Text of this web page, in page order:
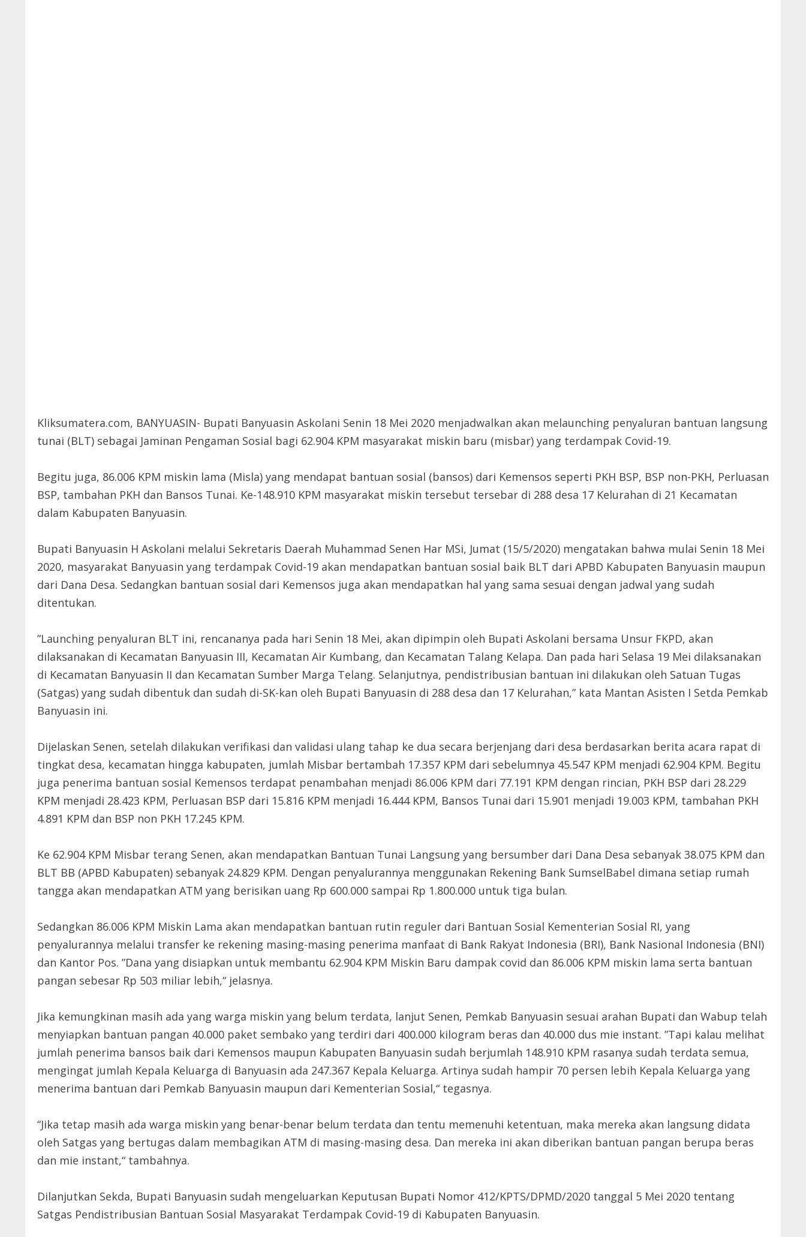
Kliksumatera.com, BANYUASIN- Bupati Banyuasin Askolani Senin 18 Mei 2020 menjadwalkan akan melaunching penyaluran bantuan langsung
tunai (BLT) sebagai Jaminan Pengaman Sosial bagi 62.904 KPM masyarakat miskin baru (misbar) yang terdampak Covid-19.
Begitu juga, 86.006 KPM miskin lama (Misla) yang mendapat bantuan sosial (bansos) dari Kemensos seperti PKH BSP, BSP non-PKH, Perluasan
BSP, tambahan PKH dan Bansos Tunai. Ke-148.910 KPM masyarakat miskin tersebut tersebar di 288 desa 17 Kelurahan di 21 Kecamatan
dalam Kabupaten Banyuasin.
Bupati Banyuasin H Askolani melalui Sekretaris Daerah Muhammad Senen Har MSi, Jumat (15/5/2020) mengatakan bahwa mulai Senin 18 Mei
2020, masyarakat Banyuasin yang terdampak Covid-19 akan mendapatkan bantuan sosial baik BLT dari APBD Kabupaten Banyuasin maupun
dari Dana Desa. Sedangkan bantuan sosial dari Kemensos juga akan mendapatkan hal yang sama sesuai dengan jadwal yang sudah
ditentukan.
”Launching penyaluran BLT ini, rencananya pada hari Senin 18 Mei, akan dipimpin oleh Bupati Askolani bersama Unsur FKPD, akan
dilaksanakan di Kecamatan Banyuasin III, Kecamatan Air Kumbang, dan Kecamatan Talang Kelapa. Dan pada hari Selasa 19 Mei dilaksanakan
di Kecamatan Banyuasin II dan Kecamatan Sumber Marga Telang. Selanjutnya, pendistribusian bantuan ini dilakukan oleh Satuan Tugas
(Satgas) yang sudah dibentuk dan sudah di-SK-kan oleh Bupati Banyuasin di 288 desa dan 17 Kelurahan,” kata Mantan Asisten I Setda Pemkab
Banyuasin ini.
Dijelaskan Senen, setelah dilakukan verifikasi dan validasi ulang tahap ke dua secara berjenjang dari desa berdasarkan berita acara rapat di
tingkat desa, kecamatan hingga kabupaten, jumlah Misbar bertambah 17.357 KPM dari sebelumnya 45.547 KPM menjadi 62.904 KPM. Begitu
juga penerima bantuan sosial Kemensos terdapat penambahan menjadi 86.006 KPM dari 77.191 KPM dengan rincian, PKH BSP dari 28.229
KPM menjadi 28.423 KPM, Perluasan BSP dari 15.816 KPM menjadi 16.444 KPM, Bansos Tunai dari 15.901 menjadi 19.003 KPM, tambahan PKH
4.891 KPM dan BSP non PKH 17.245 KPM.
Ke 62.904 KPM Misbar terang Senen, akan mendapatkan Bantuan Tunai Langsung yang bersumber dari Dana Desa sebanyak 38.075 KPM dan
BLT BB (APBD Kabupaten) sebanyak 24.829 KPM. Dengan penyalurannya menggunakan Rekening Bank SumselBabel dimana setiap rumah
tangga akan mendapatkan ATM yang berisikan uang Rp 600.000 sampai Rp 1.800.000 untuk tiga bulan.
Sedangkan 86.006 KPM Miskin Lama akan mendapatkan bantuan rutin reguler dari Bantuan Sosial Kementerian Sosial RI, yang
penyalurannya melalui transfer ke rekening masing-masing penerima manfaat di Bank Rakyat Indonesia (BRI), Bank Nasional Indonesia (BNI)
dan Kantor Pos. ”Dana yang disiapkan untuk membantu 62.904 KPM Miskin Baru dampak covid dan 86.006 KPM miskin lama serta bantuan
pangan sebesar Rp 503 miliar lebih,“ jelasnya.
Jika kemungkinan masih ada yang warga miskin yang belum terdata, lanjut Senen, Pemkab Banyuasin sesuai arahan Bupati dan Wabup telah
menyiapkan bantuan pangan 40.000 paket sembako yang terdiri dari 400.000 kilogram beras dan 40.000 dus mie instant. ”Tapi kalau melihat
jumlah penerima bansos baik dari Kemensos maupun Kabupaten Banyuasin sudah berjumlah 148.910 KPM rasanya sudah terdata semua,
mengingat jumlah Kepala Keluarga di Banyuasin ada 247.367 Kepala Keluarga. Artinya sudah hampir 70 persen lebih Kepala Keluarga yang
menerima bantuan dari Pemkab Banyuasin maupun dari Kementerian Sosial,“ tegasnya.
“Jika tetap masih ada warga miskin yang benar-benar belum terdata dan tentu memenuhi ketentuan, maka mereka akan langsung didata
oleh Satgas yang bertugas dalam membagikan ATM di masing-masing desa. Dan mereka ini akan diberikan bantuan pangan berupa beras
dan mie instant,“ tambahnya.
Dilanjutkan Sekda, Bupati Banyuasin sudah mengeluarkan Keputusan Bupati Nomor 412/KPTS/DPMD/2020 tanggal 5 Mei 2020 tentang
Satgas Pendistribusian Bantuan Sosial Masyarakat Terdampak Covid-19 di Kabupaten Banyuasin.